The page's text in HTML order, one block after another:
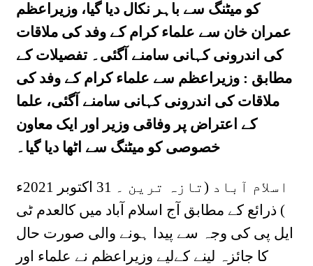
کو میٹنگ سے باہر نکال دیا گیا، وزیراعظم
عمران خان سے علماء کرام کے وفد کی ملاقات
کی اندرونی کہانی سامنے آگئی۔ تفصیلات کے
مطابق : وزیراعظم سے علماء کرام کے وفد کی
ملاقات کی اندرونی کہانی سامنے آگئی، علما
کے اعتراض پر وفاقی وزیر اور ایک معاون
خصوصی کو میٹنگ سے اٹھا دیا گیا۔
اسلام آباد (تازہ ترین ۔ 31 اکتوبر 2021ء
) ذرائع کے مطابق آج اسلام آباد میں کالعدم ٹی
ایل پی کی وجہ سے پیدا ہونے والی صورت حال
کا جائزہ لینے کےلیے وزیراعظم نے علماء اور